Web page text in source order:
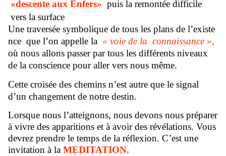
«descente aux Enfers» puis la remontée difficile
vers la surface
Une traversée symbolique de tous les plans de l’existe
nce que l’on appelle la « voie de la connaissance »,
où nous allons passer par tous les différents niveaux
de la conscience pour aller vers nous même.
Cette croisée des chemins n’est autre que le signal
d’un changement de notre destin.
Lorsque nous l’atteignons, nous devons nous préparer
à vivre des apparitions et à avoir des révélations. Vous
devrez prendre le temps de la réflexion. C’est une
invitation à la MEDITATION.